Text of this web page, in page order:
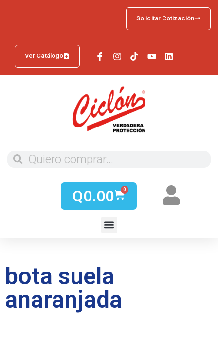
Ver Catálogo
Solicitar Cotización
Q0.00 0
bota suela
anaranjada